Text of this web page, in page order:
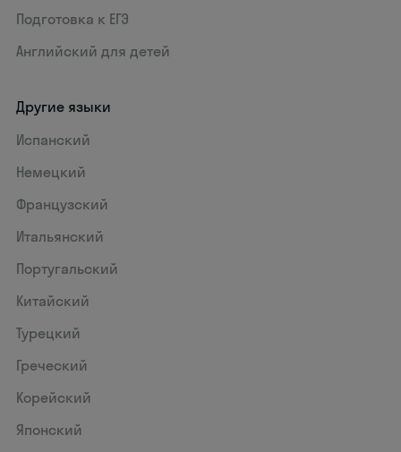
Подготовка к ЕГЭ
Английский для детей
Другие языки
Испанский
Немецкий
Французский
Итальянский
Португальский
Китайский
Турецкий
Греческий
Корейский
Японский